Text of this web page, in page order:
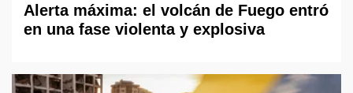
Alerta máxima: el volcán de Fuego entró
en una fase violenta y explosiva